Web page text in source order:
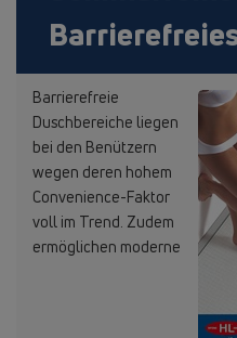
Barrierefreie
Duschbereiche liegen
bei den Benützern
wegen deren hohem
Convenience-Faktor
voll im Trend. Zudem
ermöglichen moderne